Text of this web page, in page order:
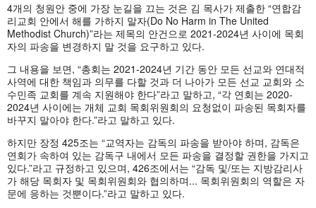
4개의 청원안 중에 가장 눈길을 끄는 것은 김 목사가 제출한 “연합감
리교회 안에서 해를 가하지 말자(Do No Harm in The United
Methodist Church)”라는 제목의 안건으로 2021-2024년 사이에 목회
자의 파송을 변경하지 말 것을 요구하고 있다.
그 내용을 보면, “총회는 2021-2024년 기간 동안 모든 선교와 연대적
사역에 대한 책임과 의무를 다할 것과 더 나아가 모든 선교 교회와 소
수민족 교회를 계속 지원해야 한다”라고 말하고, “각 연회는 2020-
2024년 사이에는 개체 교회 목회위원회의 요청없이 파송된 목회자를
바꾸지 말아야 한다.”라고 말하고 있다.
하지만 장정 425조는 “교역자는 감독의 파송을 받아야 하며, 감독은
연회가 속하여 있는 감독구 내에서 모든 파송을 결정할 권한을 가지고
있다.”라고 규정하고 있으며, 426조에서는 “감독 및/또는 지방감리사
가 해당 목회자 및 목회위원회와 협의하며... 목회위원회의 역할은 자
문에 응하는 것뿐이다.”라고 말하고 있다.